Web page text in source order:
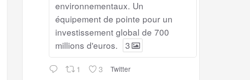
environnementaux. Un
équipement de pointe pour un
investissement global de 700
millions d'euros.
3
1 3 Twitter